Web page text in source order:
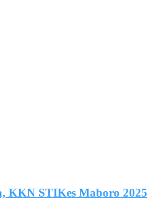
KKN STIKes Maboro 2025